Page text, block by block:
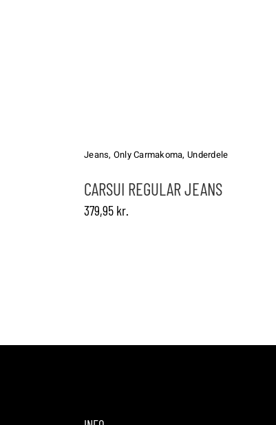
varianter.
Mulighederne
kan
Jeans, Only Carmakoma,Underdele
CARSUI REGULAR JEANS
379,95 kr.